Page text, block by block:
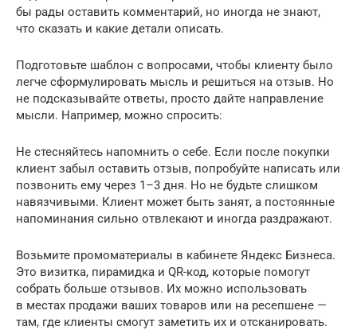
бы рады оставить комментарий, но иногда не знают,
что сказать и какие детали описать.
Подготовьте шаблон с вопросами, чтобы клиенту было
легче сформулировать мысль и решиться на отзыв. Но
не подсказывайте ответы, просто дайте направление
мысли. Например, можно спросить:
Не стесняйтесь напомнить о себе. Если после покупки
клиент забыл оставить отзыв, попробуйте написать или
позвонить ему через 1–3 дня. Но не будьте слишком
навязчивыми. Клиент может быть занят, а постоянные
напоминания сильно отвлекают и иногда раздражают.
Возьмите промоматериалы в кабинете Яндекс Бизнеса.
Это визитка, пирамидка и QR-код, которые помогут
собрать больше отзывов. Их можно использовать
в местах продажи ваших товаров или на ресепшене —
там, где клиенты смогут заметить их и отсканировать.